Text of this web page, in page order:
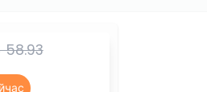
58.93